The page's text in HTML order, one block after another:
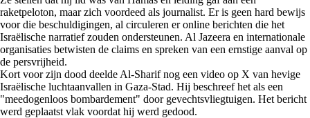
raketpeloton, maar zich voordeed als journalist. Er is geen hard bewijs
voor die beschuldigingen, al circuleren er online berichten die het
Israëlische narratief zouden ondersteunen. Al Jazeera en internationale
organisaties betwisten de claims en spreken van een ernstige aanval op
de persvrijheid.
Kort voor zijn dood deelde Al-Sharif nog een video op X van hevige
Israëlische luchtaanvallen in Gaza-Stad. Hij beschreef het als een
"meedogenloos bombardement" door gevechtsvliegtuigen. Het bericht
werd geplaatst vlak voordat hij werd gedood.